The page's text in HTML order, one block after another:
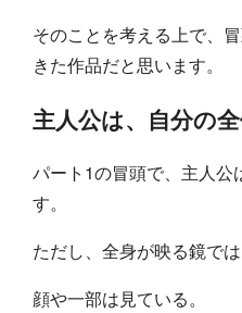
そのことを考える上で、
きた作品だと思います。
主人公は、自分の
パート1の冒頭で、主人公
す。
ただし、全身が映る鏡では
顔や一部は見ている。